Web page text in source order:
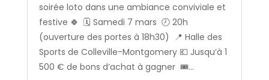
soirée loto dans une ambiance conviviale et
festive 🍀 🗓️ Samedi 7 mars 🕗 20h
(ouverture des portes à 18h30) 📍 Halle des
Sports de Colleville-Montgomery 💶 Jusqu’à 1
500 € de bons d’achat à gagner 🎟️...